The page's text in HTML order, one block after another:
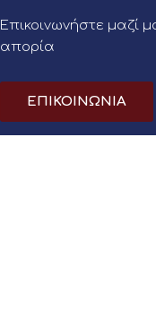
Επικοινωνήστε μαζί
απορία
ΕΠΙΚΟΙΝΩΝΙΑ